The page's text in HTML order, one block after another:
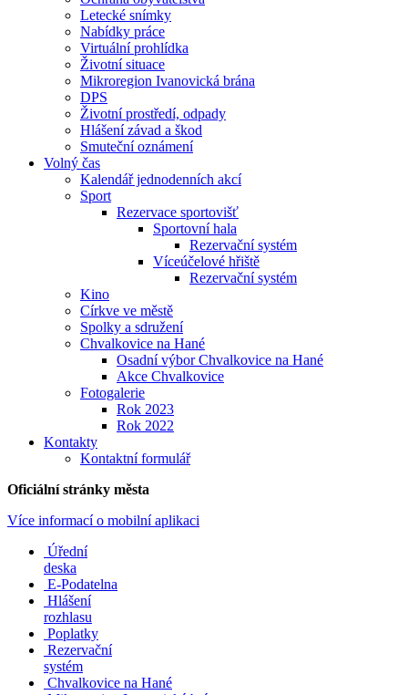
Letecké snímky
Nabídky práce
Virtuální prohlídka
Životní situace
Mikroregion Ivanovická brána
DPS
Životní prostředí, odpady
Hlášení závad a škod
Smuteční oznámení
Volný čas
Kalendář jednodenních akcí
Sport
Rezervace sportovišť
Sportovní hala
Rezervační systém
Víceúčelové hřiště
Rezervační systém
Kino
Církve ve městě
Spolky a sdružení
Chvalkovice na Hané
Osadní výbor Chvalkovice na Hané
Akce Chvalkovice
Fotogalerie
Rok 2023
Rok 2022
Kontakty
Kontaktní formulář
Oficiální stránky města
Více informací o mobilní aplikaci
Úřední
deska
E-Podatelna
Hlášení
rozhlasu
Poplatky
Rezervační
systém
Chvalkovice na Hané